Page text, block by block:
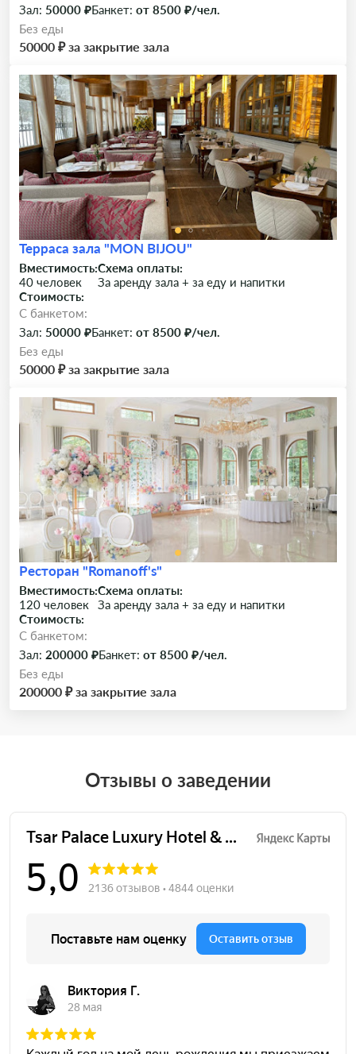
Зал: 50000 ₽Банкет: от 8500 ₽/чел.
Без еды
50000 ₽ за закрытие зала
Терраса зала "MON BIJOU"
Вместимость:
40 человек
Схема оплаты:
За аренду зала + за еду и напитки
Стоимость:
C банкетом:
Зал: 50000 ₽Банкет: от 8500 ₽/чел.
Без еды
50000 ₽ за закрытие зала
Ресторан "Romanoff's"
Вместимость:
120 человек
Схема оплаты:
За аренду зала + за еду и напитки
Стоимость:
C банкетом:
Зал: 200000 ₽Банкет: от 8500 ₽/чел.
Без еды
200000 ₽ за закрытие зала
Отзывы о заведении